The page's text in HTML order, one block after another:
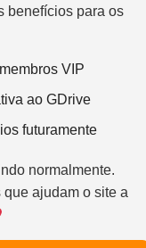
benefícios para os
VIP
ao GDrive
futuramente
normalmente.
ajudam o site a
Kbps / 23.976
/ 1.885 kbps